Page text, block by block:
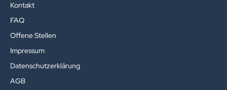
Kontakt
FAQ
Offene Stellen
Impressum
Datenschutzerklärung
AGB